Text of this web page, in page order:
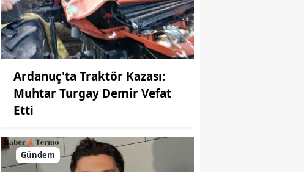
Ardanuç'ta Traktör Kazası:
Muhtar Turgay Demir Vefat
Etti
Gündem